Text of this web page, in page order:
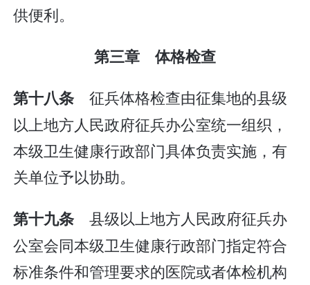
供便利。
第三章 体格检查
第十八条 征兵体格检查由征集地的县级
以上地方人民政府征兵办公室统一组织，
本级卫生健康行政部门具体负责实施，有
关单位予以协助。
第十九条 县级以上地方人民政府征兵办
公室会同本级卫生健康行政部门指定符合
标准条件和管理要求的医院或者体检机构